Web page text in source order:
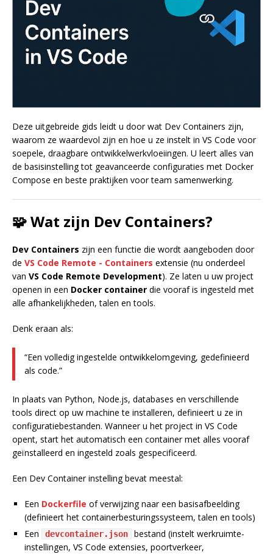
Deze uitgebreide gids leidt u door wat Dev Containers zijn,
waarom ze waardevol zijn en hoe u ze instelt in VS Code voor
soepele, draagbare ontwikkelwerkvloeiingen. U leert alles van
de basisinstelling tot geavanceerde configuraties met Docker
Compose en beste praktijken voor team samenwerking.
🧩 Wat zijn Dev Containers?
Dev Containers zijn een functie die wordt aangeboden door
de VS Code Remote - Containers extensie (nu onderdeel
van VS Code Remote Development). Ze laten u uw project
openen in een Docker container die vooraf is ingesteld met
alle afhankelijkheden, talen en tools.
Denk eraan als:
“Een volledig ingestelde ontwikkelomgeving, gedefinieerd
als code.”
In plaats van Python, Node.js, databases en verschillende
tools direct op uw machine te installeren, definieert u ze in
configuratiebestanden. Wanneer u het project in VS Code
opent, start het automatisch een container met alles vooraf
geïnstalleerd en ingesteld zoals gespecificeerd.
Een Dev Container instelling bevat meestal:
Een Dockerfile of verwijzing naar een basisafbeelding
(definieert het containerbesturingssysteem, talen en tools)
Een
devcontainer.json
bestand (instelt werkruimte-
instellingen, VS Code extensies, poortverkeer,